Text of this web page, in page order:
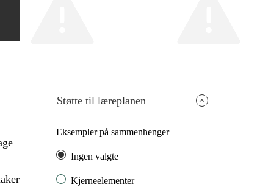
Støtte til læreplanen
Eksempler på sammenhenger
Ingen valgte
Kjerneelementer